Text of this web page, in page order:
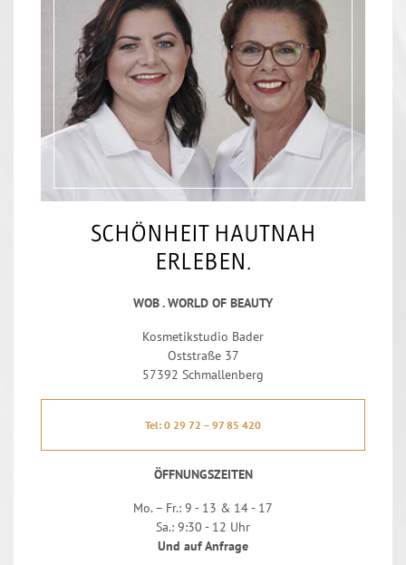
SCHÖNHEIT HAUTNAH
ERLEBEN.
WOB . WORLD OF BEAUTY
Kosmetikstudio Bader
Oststraße 37
57392 Schmallenberg
Tel: 0 29 72 – 97 85 420
ÖFFNUNGSZEITEN
Mo. – Fr.: 9 - 13 & 14 - 17
Sa.: 9:30 - 12 Uhr
Und auf Anfrage